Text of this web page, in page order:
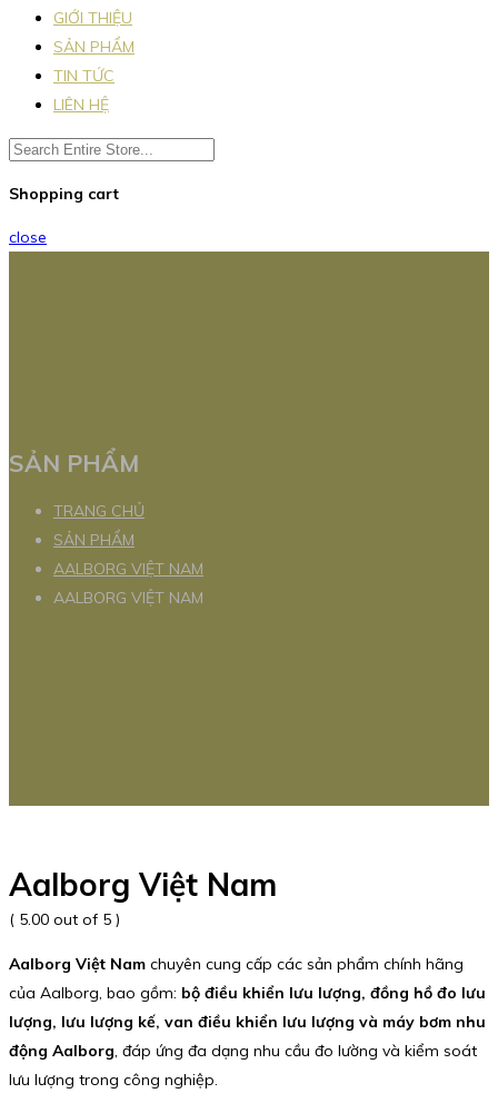
GIỚI THIỆU
SẢN PHẨM
TIN TỨC
LIÊN HỆ
Shopping cart
close
SẢN PHẨM
TRANG CHỦ
SẢN PHẨM
AALBORG VIỆT NAM
AALBORG VIỆT NAM
Aalborg Việt Nam
( 5.00 out of 5 )
Aalborg Việt Nam chuyên cung cấp các sản phẩm chính hãng
của Aalborg, bao gồm: bộ điều khiển lưu lượng, đồng hồ đo lưu
lượng, lưu lượng kế, van điều khiển lưu lượng và máy bơm nhu
động Aalborg, đáp ứng đa dạng nhu cầu đo lường và kiểm soát
lưu lượng trong công nghiệp.